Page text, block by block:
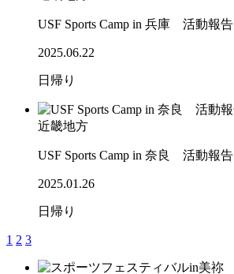
USF Sports Camp in 兵庫 活動報告
2025.06.22
日帰り
近畿地方
USF Sports Camp in 奈良 活動報告
2025.01.26
日帰り
1 2 3